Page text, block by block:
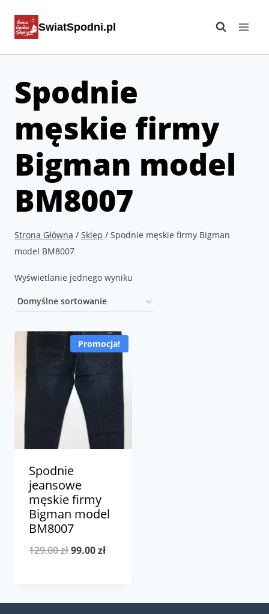
SwiatSpodni.pl
Spodnie
męskie firmy
Bigman model
BM8007
Strona Główna / Sklep / Spodnie męskie firmy Bigman
model BM8007
Wyświetlanie jednego wyniku
Promocja!
Spodnie
jeansowe
męskie firmy
Bigman model
BM8007
129.00złPierwotna
129.00 zł.
99.00złAktualna
99.00 zł.